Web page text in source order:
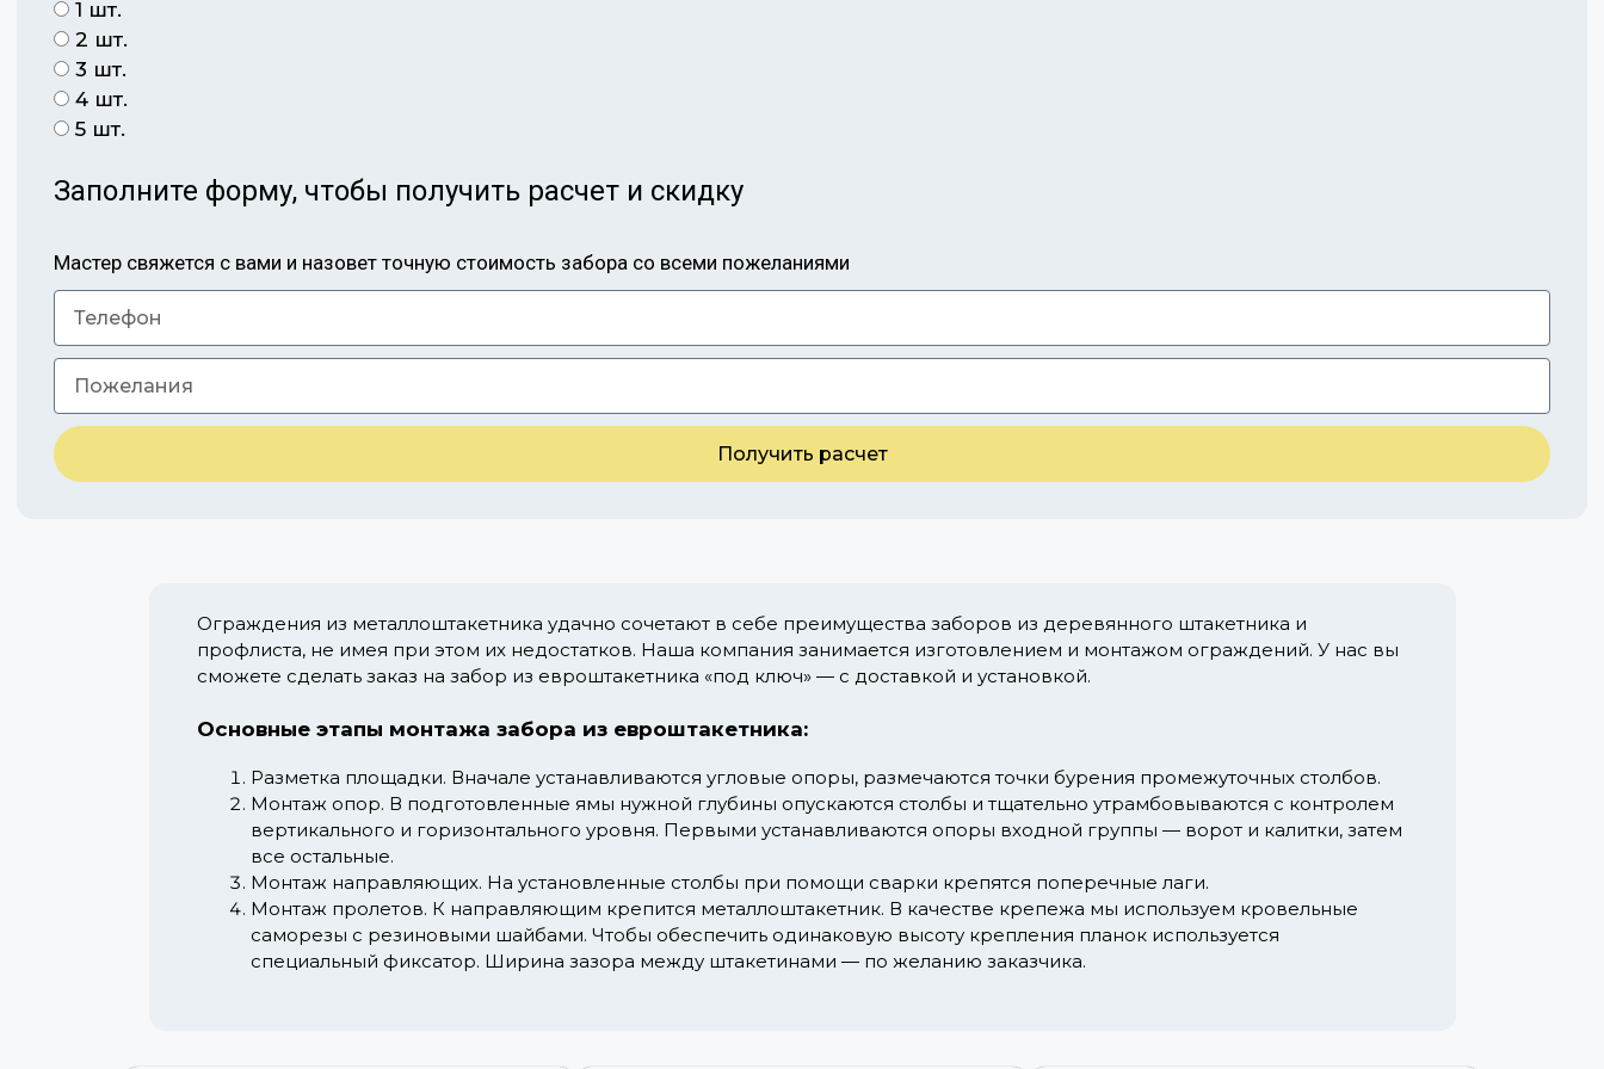
1 шт.
2 шт.
3 шт.
4 шт.
5 шт.
Заполните форму, чтобы получить расчет и скидку
Мастер свяжется с вами и назовет точную стоимость забора со всеми пожеланиями
Получить расчет
Ограждения из металлоштакетника удачно сочетают в себе преимущества заборов из деревянного штакетника и
профлиста, не имея при этом их недостатков. Наша компания занимается изготовлением и монтажом ограждений. У нас вы
сможете сделать заказ на забор из евроштакетника «под ключ» — с доставкой и установкой.
Основные этапы монтажа забора из евроштакетника:
Разметка площадки. Вначале устанавливаются угловые опоры, размечаются точки бурения промежуточных столбов.
Монтаж опор. В подготовленные ямы нужной глубины опускаются столбы и тщательно утрамбовываются с контролем
вертикального и горизонтального уровня. Первыми устанавливаются опоры входной группы — ворот и калитки, затем
все остальные.
Монтаж направляющих. На установленные столбы при помощи сварки крепятся поперечные лаги.
Монтаж пролетов. К направляющим крепится металлоштакетник. В качестве крепежа мы используем кровельные
саморезы с резиновыми шайбами. Чтобы обеспечить одинаковую высоту крепления планок используется
специальный фиксатор. Ширина зазора между штакетинами — по желанию заказчика.